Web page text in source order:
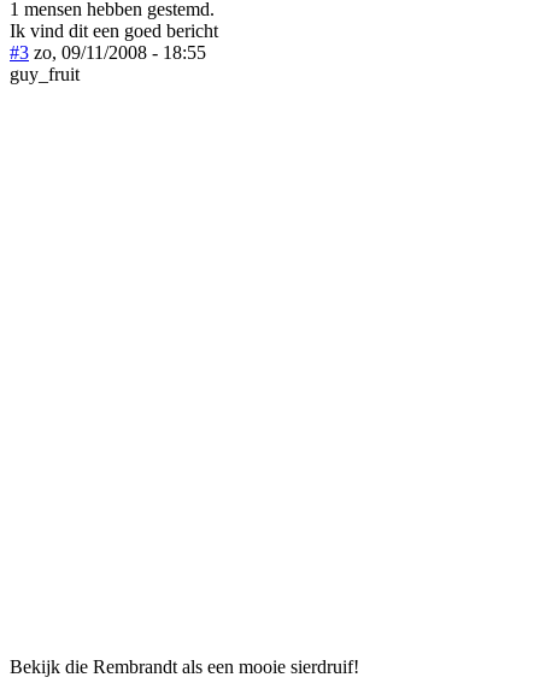
1 mensen hebben gestemd.
Ik vind dit een goed bericht
#3 zo, 09/11/2008 - 18:55
guy_fruit
Bekijk die Rembrandt als een mooie sierdruif!